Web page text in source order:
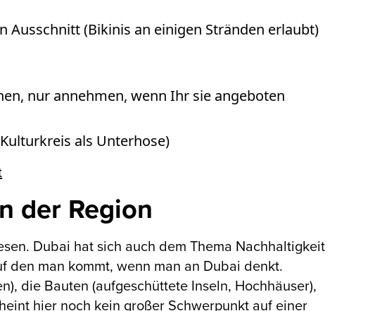
Ausschnitt (Bikinis an einigen Stränden erlaubt)
nur annehmen, wenn Ihr sie angeboten
als Unterhose)
der Region
Dubai hat sich auch dem Thema Nachhaltigkeit
den man kommt, wenn man an Dubai denkt.
die Bauten (aufgeschüttete Inseln, Hochhäuser),
hier noch kein großer Schwerpunkt auf einer